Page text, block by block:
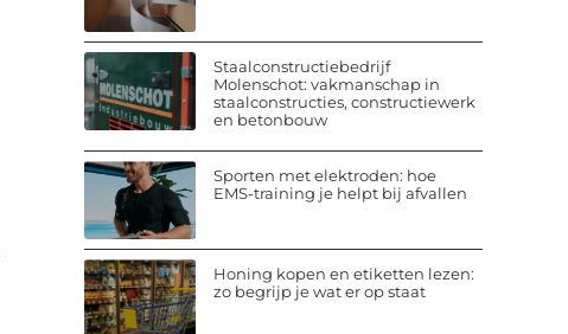
Staalconstructiebedrijf
Molenschot: vakmanschap in
staalconstructies, constructiewerk
en betonbouw
Sporten met elektroden: hoe
EMS-training je helpt bij afvallen
Honing kopen en etiketten lezen:
zo begrijp je wat er op staat